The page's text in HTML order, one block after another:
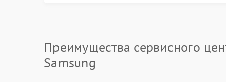
Преимущества сервисного
Samsung